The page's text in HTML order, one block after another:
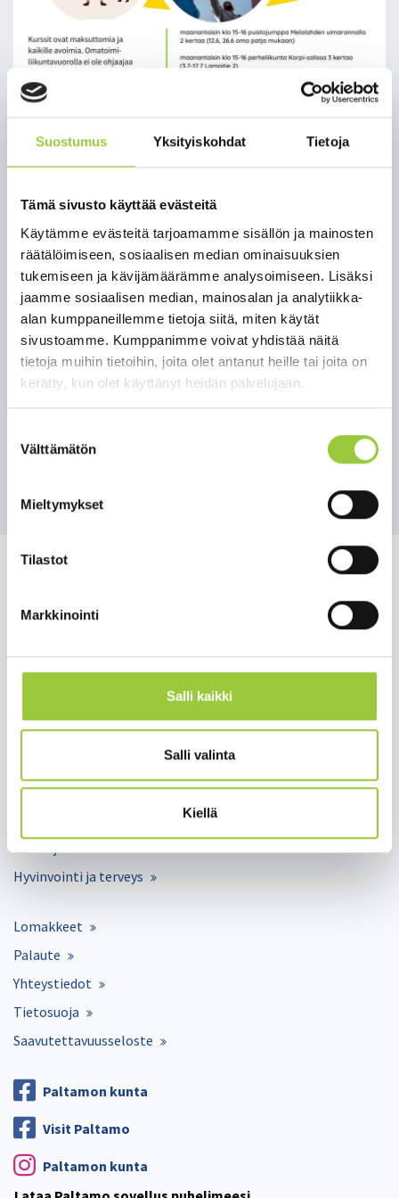
Suostumus Yksityiskohdat Tietoja
Tämä sivusto käyttää evästeitä
Käytämme evästeitä tarjoamamme sisällön ja mainosten
räätälöimiseen, sosiaalisen median ominaisuuksien
tukemiseen ja kävijämäärämme analysoimiseen. Lisäksi
jaamme sosiaalisen median, mainosalan ja analytiikka-
alan kumppaneillemme tietoja siitä, miten käytät
sivustoamme. Kumppanimme voivat yhdistää näitä
tietoja muihin tietoihin, joita olet antanut heille tai joita on
kerätty, kun olet käyttänyt heidän palvelujaan.
valinta
Välttämätön
Mieltymykset
Tilastot
Markkinointi
Salli kaikki
Salli valinta
Kiellä
Kesä -heinäkuun
liikuntatarjonta
paltamon.kunta(at)paltamo.fi
Asuminen ja ympäristö
Varhaiskasvatus ja opetus
Matkailu ja vapaa-aika
Hyvinvointi ja terveys
Lomakkeet
Palaute
Yhteystiedot
Tietosuoja
Saavutettavuusseloste
Paltamon kunta
Visit Paltamo
Paltamon kunta